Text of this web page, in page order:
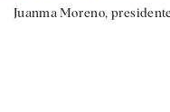
Juanma Moreno,